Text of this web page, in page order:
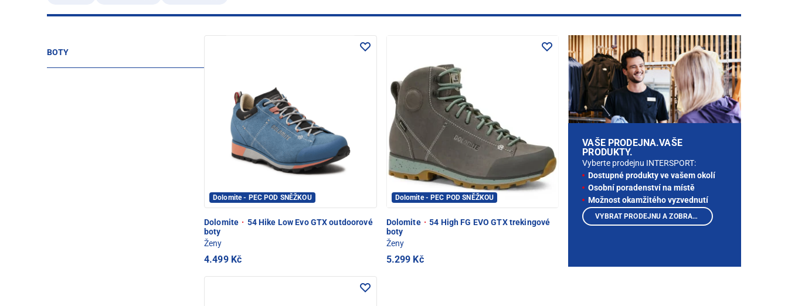
BOTY
Dolomite - PEC POD SNĚŽKOU
Dolomite · 54 Hike Low Evo GTX outdoorové
boty
Ženy
4.499 Kč
Dolomite - PEC POD SNĚŽKOU
Dolomite · 54 High FG EVO GTX trekingové
boty
Ženy
5.299 Kč
VAŠE PRODEJNA.VAŠE
PRODUKTY.
Vyberte prodejnu INTERSPORT:
Dostupné produkty ve vašem okolí
Osobní poradenství na místě
Možnost okamžitého vyzvednutí
VYBRAT PRODEJNU A ZOBRAZIT PRODUKTY